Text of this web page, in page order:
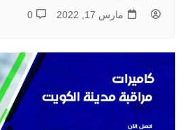
مارس 17, 2022 0